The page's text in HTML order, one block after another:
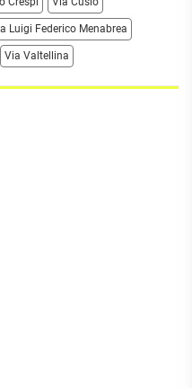
Luigi Federico Menabrea
Via Valtellina